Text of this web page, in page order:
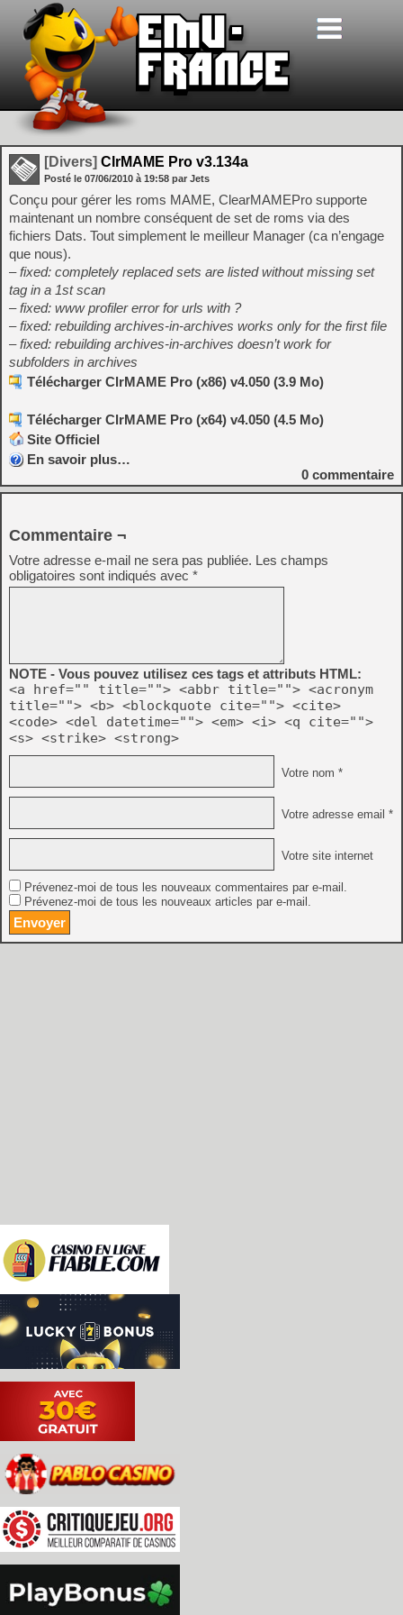
[Divers] ClrMAME Pro v3.134a
Posté le 07/06/2010 à 19:58 par Jets
Conçu pour gérer les roms MAME, ClearMAMEPro supporte
maintenant un nombre conséquent de set de roms via des
fichiers Dats. Tout simplement le meilleur Manager (ca n’engage
que nous).
– fixed: completely replaced sets are listed without missing set
tag in a 1st scan
– fixed: www profiler error for urls with ?
– fixed: rebuilding archives-in-archives works only for the first file
– fixed: rebuilding archives-in-archives doesn’t work for
subfolders in archives
Télécharger ClrMAME Pro (x86) v4.050 (3.9 Mo)
Télécharger ClrMAME Pro (x64) v4.050 (4.5 Mo)
Site Officiel
En savoir plus…
0 commentaire
Commentaire ¬
Votre adresse e-mail ne sera pas publiée. Les champs
obligatoires sont indiqués avec *
NOTE - Vous pouvez utilisez ces tags et attributs HTML:
<a href="" title=""> <abbr title=""> <acronym
title=""> <b> <blockquote cite=""> <cite>
<code> <del datetime=""> <em> <i> <q cite="">
<s> <strike> <strong>
Votre nom *
Votre adresse email *
Votre site internet
Prévenez-moi de tous les nouveaux commentaires par e-mail.
Prévenez-moi de tous les nouveaux articles par e-mail.